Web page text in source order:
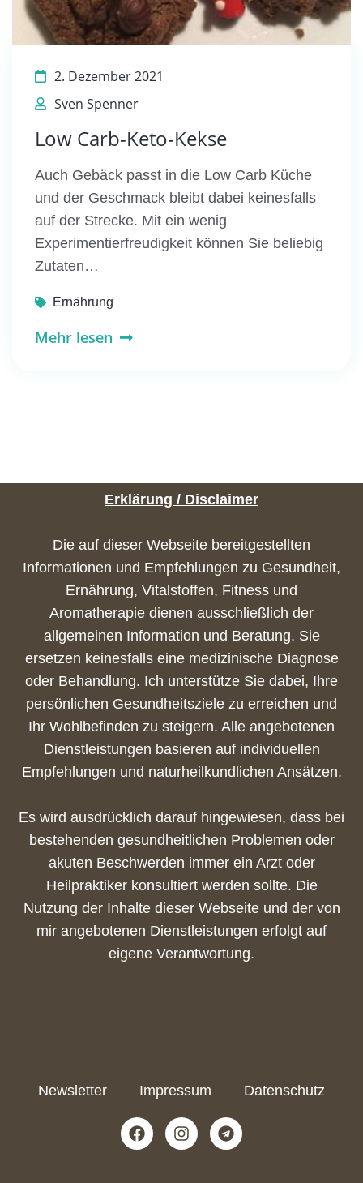
2. Dezember 2021
Sven Spenner
Low Carb-Keto-Kekse
Auch Gebäck passt in die Low Carb Küche
und der Geschmack bleibt dabei keinesfalls
auf der Strecke. Mit ein wenig
Experimentierfreudigkeit können Sie beliebig
Zutaten…
Ernährung
Mehr lesen
Erklärung / Disclaimer
Die auf dieser Webseite bereitgestellten
Informationen und Empfehlungen zu Gesundheit,
Ernährung, Vitalstoffen, Fitness und
Aromatherapie dienen ausschließlich der
allgemeinen Information und Beratung. Sie
ersetzen keinesfalls eine medizinische Diagnose
oder Behandlung. Ich unterstütze Sie dabei, Ihre
persönlichen Gesundheitsziele zu erreichen und
Ihr Wohlbefinden zu steigern. Alle angebotenen
Dienstleistungen basieren auf individuellen
Empfehlungen und naturheilkundlichen Ansätzen.
Es wird ausdrücklich darauf hingewiesen, dass bei
bestehenden gesundheitlichen Problemen oder
akuten Beschwerden immer ein Arzt oder
Heilpraktiker konsultiert werden sollte. Die
Nutzung der Inhalte dieser Webseite und der von
mir angebotenen Dienstleistungen erfolgt auf
eigene Verantwortung.
Newsletter Impressum Datenschutz